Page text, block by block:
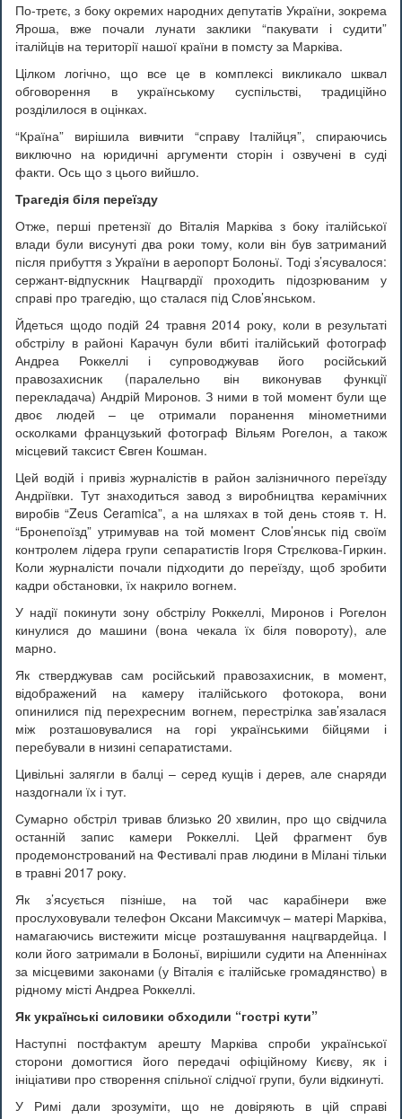
По-третє, з боку окремих народних депутатів України, зокрема
Яроша, вже почали лунати заклики “пакувати і судити”
італійців на території нашої країни в помсту за Марківа.
Цілком логічно, що все це в комплексі викликало шквал
обговорення в українському суспільстві, традиційно
розділилося в оцінках.
“Країна” вирішила вивчити “справу Італійця”, спираючись
виключно на юридичні аргументи сторін і озвучені в суді
факти. Ось що з цього вийшло.
Трагедія біля переїзду
Отже, перші претензії до Віталія Марківа з боку італійської
влади були висунуті два роки тому, коли він був затриманий
після прибуття з України в аеропорт Болоньї. Тоді з’ясувалося:
сержант-відпускник Нацгвардії проходить підозрюваним у
справі про трагедію, що сталася під Слов’янськом.
Йдеться щодо подій 24 травня 2014 року, коли в результаті
обстрілу в районі Карачун були вбиті італійський фотограф
Андреа Роккеллі і супроводжував його російський
правозахисник (паралельно він виконував функції
перекладача) Андрій Миронов. З ними в той момент були ще
двоє людей – це отримали поранення мінометними
осколками французький фотограф Вільям Рогелон, а також
місцевий таксист Євген Кошман.
Цей водій і привіз журналістів в район залізничного переїзду
Андріївки. Тут знаходиться завод з виробництва керамічних
виробів “Zeus Ceramica”, а на шляхах в той день стояв т. Н.
“Бронепоїзд” утримував на той момент Слов’янськ під своїм
контролем лідера групи сепаратистів Ігоря Стрєлкова-Гиркин.
Коли журналісти почали підходити до переїзду, щоб зробити
кадри обстановки, їх накрило вогнем.
У надії покинути зону обстрілу Роккеллі, Миронов і Рогелон
кинулися до машини (вона чекала їх біля повороту), але
марно.
Як стверджував сам російський правозахисник, в момент,
відображений на камеру італійського фотокора, вони
опинилися під перехресним вогнем, перестрілка зав’язалася
між розташовувалися на горі українськими бійцями і
перебували в низині сепаратистами.
Цивільні залягли в балці – серед кущів і дерев, але снаряди
наздогнали їх і тут.
Сумарно обстріл тривав близько 20 хвилин, про що свідчила
останній запис камери Роккеллі. Цей фрагмент був
продемонстрований на Фестивалі прав людини в Мілані тільки
в травні 2017 року.
Як з’ясується пізніше, на той час карабінери вже
прослуховували телефон Оксани Максимчук – матері Марківа,
намагаючись вистежити місце розташування нацгвардейца. І
коли його затримали в Болоньї, вирішили судити на Апеннінах
за місцевими законами (у Віталія є італійське громадянство) в
рідному місті Андреа Роккеллі.
Як українські силовики обходили “гострі кути”
Наступні постфактум арешту Марківа спроби української
сторони домогтися його передачі офіційному Києву, як і
ініціативи про створення спільної слідчої групи, були відкинуті.
У Римі дали зрозуміти, що не довіряють в цій справі